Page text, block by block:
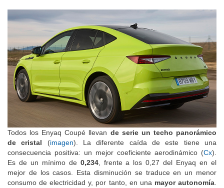
Todos los Enyaq Coupé llevan de serie un techo panorámico
de cristal (imagen). La diferente caída de este tiene una
consecuencia positiva: un mejor coeficiente aerodinámico (Cx).
Es de un mínimo de 0,234, frente a los 0,27 del Enyaq en el
mejor de los casos. Esta disminución se traduce en un menor
consumo de electricidad y, por tanto, en una mayor autonomía.